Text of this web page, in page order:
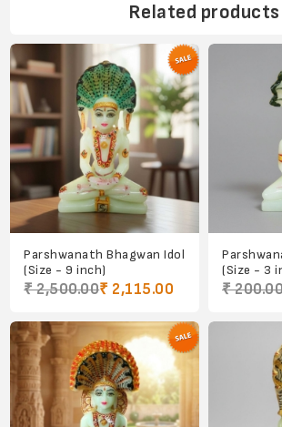
Related products
Parshwanath Bhagwan Idol
(Size - 9 inch)
₹ 2,500.00₹ 2,115.00
(Size - 3
₹